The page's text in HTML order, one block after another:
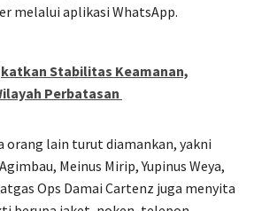
melalui aplikasi WhatsApp.
Stabilitas Keamanan,
Perbatasan
orang lain turut diamankan, yakni
Meinus Mirip, Yupinus Weya,
Ops Damai Cartenz juga menyita